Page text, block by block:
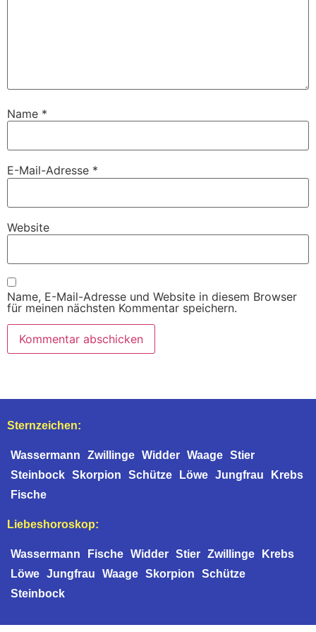
Name *
E-Mail-Adresse *
Website
Name, E-Mail-Adresse und Website in diesem Browser
für meinen nächsten Kommentar speichern.
Sternzeichen:
Wassermann Zwillinge Widder Waage Stier
Steinbock Skorpion Schütze Löwe Jungfrau
Krebs
Fische
Liebeshoroskop:
Wassermann Fische Widder Stier Zwillinge
Krebs
Löwe Jungfrau Waage Skorpion
Schütze
Steinbock